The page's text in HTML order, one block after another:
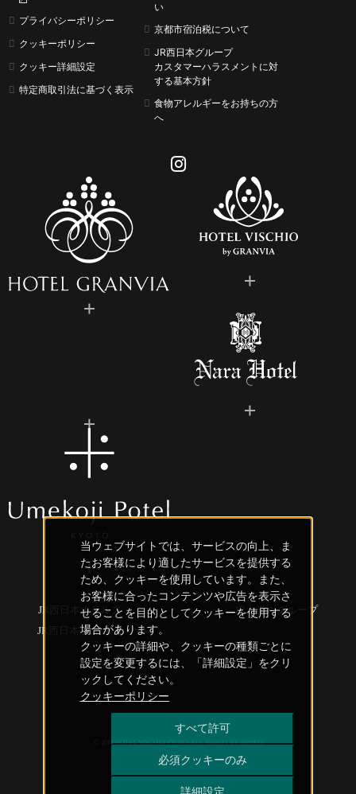
プライバシーポリシー
クッキーポリシー
クッキー詳細設定
特定商取引法に基づく表示
い
京都市宿泊税について
JR西日本グループ
カスタマーハラスメントに対
する基本方針
食物アレルギーをお持ちの方
へ
JR西日本ホテルズ
JRホテルグループ
JR西日本 創造事業
© 2019 HOTEL VISCHIO KYOTO. All Rights Reserved.
当ウェブサイトでは、サービスの向上、ま
たお客様により適したサービスを提供する
ため、クッキーを使用しています。また、
お客様に合ったコンテンツや広告を表示さ
せることを目的としてクッキーを使用する
場合があります。
クッキーの詳細や、クッキーの種類ごとに
設定を変更するには、「詳細設定」をクリ
ックしてください。
クッキーポリシー
すべて許可
必須クッキーのみ
詳細設定